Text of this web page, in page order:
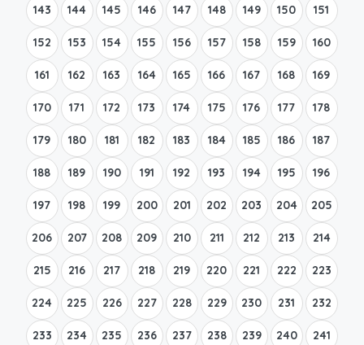
143 144 145 146 147 148 149 150 151
152 153 154 155 156 157 158 159 160
161 162 163 164 165 166 167 168 169
170 171 172 173 174 175 176 177 178
179 180 181 182 183 184 185 186 187
188 189 190 191 192 193 194 195 196
197 198 199 200 201 202 203 204 205
206 207 208 209 210 211 212 213 214
215 216 217 218 219 220 221 222 223
224 225 226 227 228 229 230 231 232
233 234 235 236 237 238 239 240 241